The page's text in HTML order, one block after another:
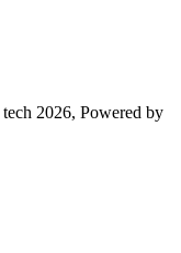
2026, Powered by